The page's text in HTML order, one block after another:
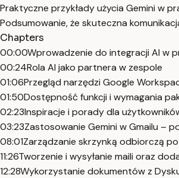
Praktyczne przykłady użycia Gemini w
Podsumowanie, że skuteczna
Chapters
00:00Wprowadzenie do integracji AI w
00:24Rola AI jako partnera w zespole
01:06Przegląd narzędzi Google
01:50Dostępność funkcji i wymagania
02:23Inspiracje i porady dla
03:23Zastosowanie Gemini w Gmailu –
08:01Zarządzanie skrzynką odbiorczą
11:26Tworzenie i wysyłanie maili oraz
12:28Wykorzystanie dokumentów z